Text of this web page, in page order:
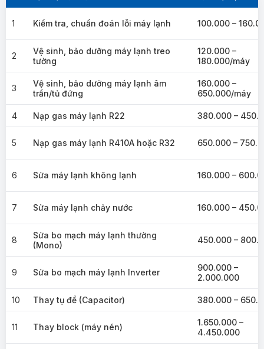
1 Kiểm tra, chuẩn đoán lỗi máy lạnh 100.000 –
2
Vệ sinh, bảo dưỡng máy lạnh treo
tường
120.000 –
180.000/máy
3
Vệ sinh, bảo dưỡng máy lạnh âm
trần/tủ đứng
160.000 –
650.000/máy
4 Nạp gas máy lạnh R22 380.000 –
5 Nạp gas máy lạnh R410A hoặc R32 650.000 –
6 Sửa máy lạnh không lạnh 160.000 –
7 Sửa máy lạnh chảy nước 160.000 –
8
Sửa bo mạch máy lạnh thường
(Mono)
450.000 –
9 Sửa bo mạch máy lạnh Inverter
900.000 –
2.000.000
10 Thay tụ đề (Capacitor) 380.000 –
11 Thay block (máy nén)
1.650.000 –
4.450.000